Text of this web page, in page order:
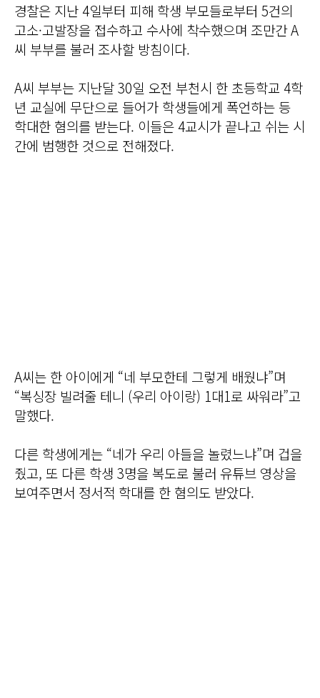
경찰은 지난 4일부터 피해 학생 부모들로부터 5건의
고소·고발장을 접수하고 수사에 착수했으며 조만간 A
씨 부부를 불러 조사할 방침이다.
A씨 부부는 지난달 30일 오전 부천시 한 초등학교 4학
년 교실에 무단으로 들어가 학생들에게 폭언하는 등
학대한 혐의를 받는다. 이들은 4교시가 끝나고 쉬는 시
간에 범행한 것으로 전해졌다.
A씨는 한 아이에게 “네 부모한테 그렇게 배웠냐”며
“복싱장 빌려줄 테니 (우리 아이랑) 1대1로 싸워라”고
말했다.
다른 학생에게는 “네가 우리 아들을 놀렸느냐”며 겁을
줬고, 또 다른 학생 3명을 복도로 불러 유튜브 영상을
보여주면서 정서적 학대를 한 혐의도 받았다.